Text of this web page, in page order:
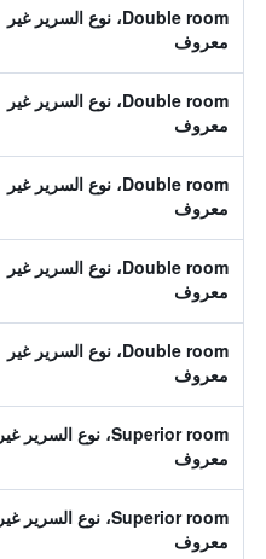
Double room، نوع السرير غير
معروف
Double room، نوع السرير غير
معروف
Double room، نوع السرير غير
معروف
Double room، نوع السرير غير
معروف
Double room، نوع السرير غير
معروف
Superior room، نوع السرير غير
معروف
Superior room، نوع السرير غير
معروف